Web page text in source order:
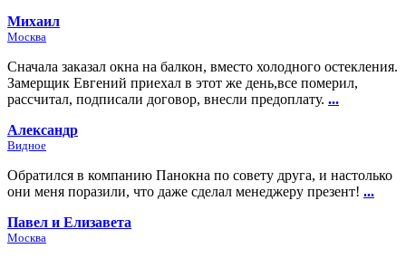
Михаил
Москва
Сначала заказал окна на балкон, вместо холодного остекления.
Замерщик Евгений приехал в этот же день,все померил,
рассчитал, подписали договор, внесли предоплату. ...
Александр
Видное
Обратился в компанию Панокна по совету друга, и настолько
они меня поразили, что даже сделал менеджеру презент! ...
Павел и Елизавета
Москва